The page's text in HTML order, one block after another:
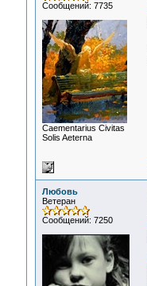
Сообщений: 7735
Сaementarius Civitas
Solis Aeterna
Любовь
Ветеран
Сообщений: 7250